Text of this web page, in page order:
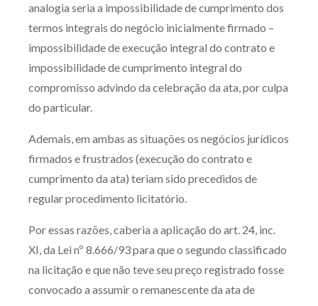
analogia seria a impossibilidade de cumprimento dos
termos integrais do negócio inicialmente firmado –
impossibilidade de execução integral do contrato e
impossibilidade de cumprimento integral do
compromisso advindo da celebração da ata, por culpa
do particular.
Ademais, em ambas as situações os negócios jurídicos
firmados e frustrados (execução do contrato e
cumprimento da ata) teriam sido precedidos de
regular procedimento licitatório.
Por essas razões, caberia a aplicação do art. 24, inc.
XI, da Lei nº 8.666/93 para que o segundo classificado
na licitação e que não teve seu preço registrado fosse
convocado a assumir o remanescente da ata de